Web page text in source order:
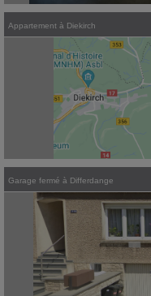
Appartement à Diekirch
Garage fermé à Differdange